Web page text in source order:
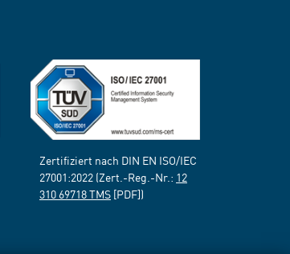
Zertifiziert nach DIN EN ISO/IEC
27001:2022 (Zert.-Reg.-Nr.: 12
310 69718 TMS [PDF])